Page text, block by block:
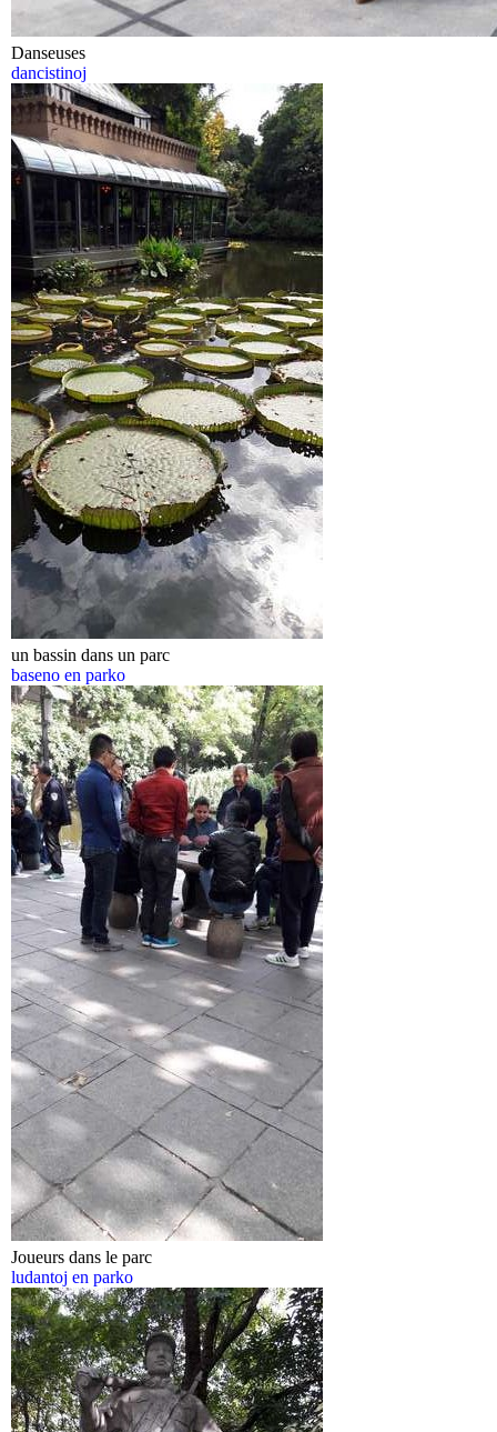
Danseuses
dancistinoj
un bassin dans un parc
baseno en parko
Joueurs dans le parc
ludantoj en parko